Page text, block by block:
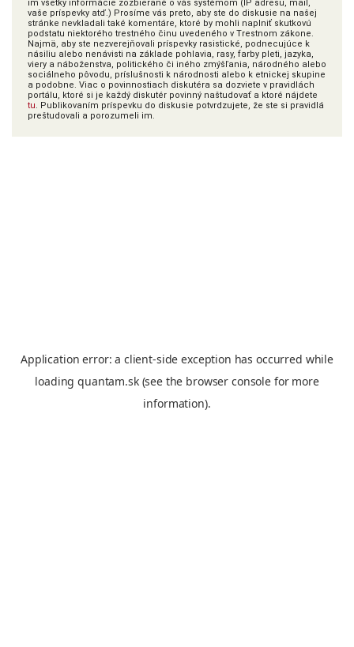
im všetky informácie zozbierané o vás systémom (IP adresu, mail,
vaše príspevky atď.) Prosíme vás preto, aby ste do diskusie na našej
stránke nevkladali také komentáre, ktoré by mohli naplniť skutkovú
podstatu niektorého trestného činu uvedeného v Trestnom zákone.
Najmä, aby ste nezverejňovali príspevky rasistické, podnecujúce k
násiliu alebo nenávisti na základe pohlavia, rasy, farby pleti, jazyka,
viery a náboženstva, politického či iného zmýšľania, národného alebo
sociálneho pôvodu, príslušnosti k národnosti alebo k etnickej skupine
a podobne. Viac o povinnostiach diskutéra sa dozviete v pravidlách
portálu, ktoré si je každý diskutér povinný naštudovať a ktoré nájdete
tu. Publikovaním príspevku do diskusie potvrdzujete, že ste si pravidlá
preštudovali a porozumeli im.